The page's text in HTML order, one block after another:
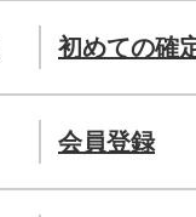
初めての確
会員登録